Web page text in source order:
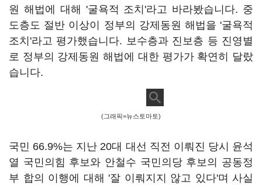
원 해법에 대해 '굴욕적 조치'라고 바라봤습니다. 중
도층도 절반 이상이 정부의 강제동원 해법을 '굴욕적
조치'라고 평가했습니다. 보수층과 진보층 등 진영별
로 정부의 강제동원 해법에 대한 평가가 확연히 달랐
습니다.
(그래픽=뉴스토마토)
국민 66.9%는 지난 20대 대선 직전 이뤄진 당시 윤석
열 국민의힘 후보와 안철수 국민의당 후보의 공동정
부 합의 이행에 대해 '잘 이뤄지지 않고 있다'며 사실